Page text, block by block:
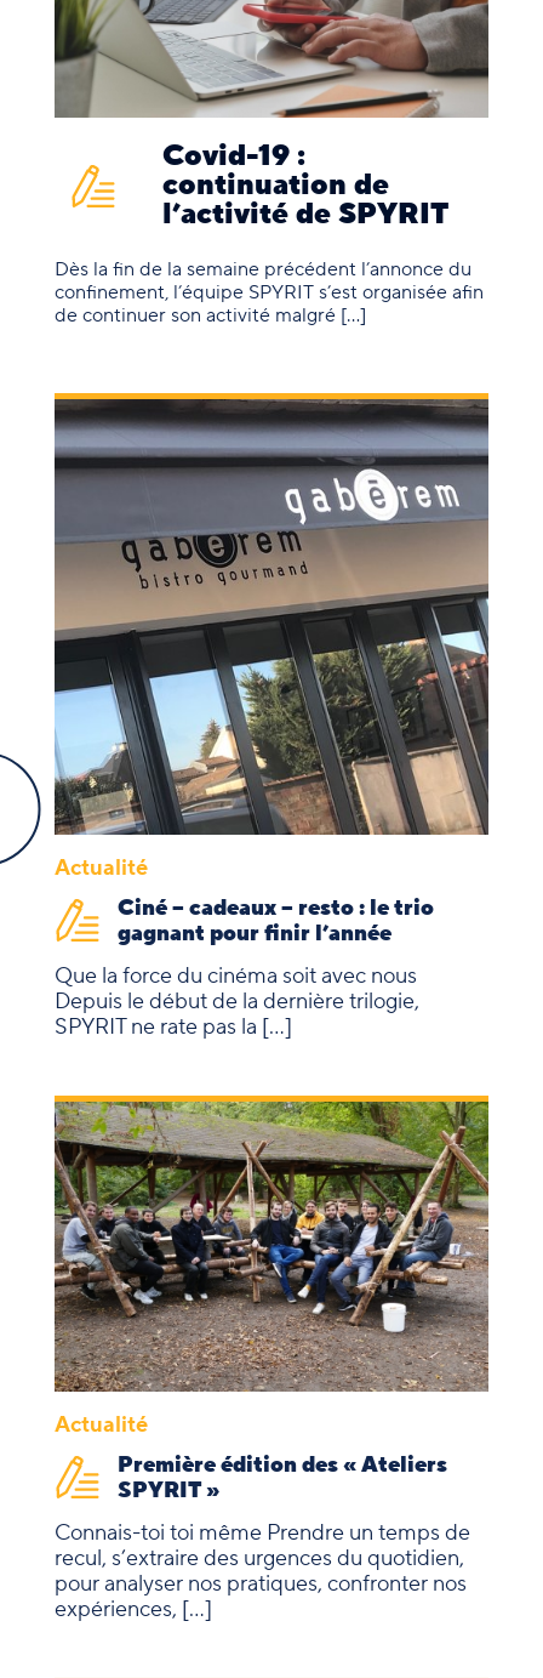
Covid-19 :
continuation de
l’activité de SPYRIT
Dès la fin de la semaine précédent l’annonce du
confinement, l’équipe SPYRIT s’est organisée afin
de continuer son activité malgré […]
Actualité
Ciné – cadeaux – resto : le trio
gagnant pour finir l’année
Que la force du cinéma soit avec nous
Depuis le début de la dernière trilogie,
SPYRIT ne rate pas la […]
Actualité
Première édition des « Ateliers
SPYRIT »
Connais-toi toi même Prendre un temps de
recul, s’extraire des urgences du quotidien,
pour analyser nos pratiques, confronter nos
expériences, […]